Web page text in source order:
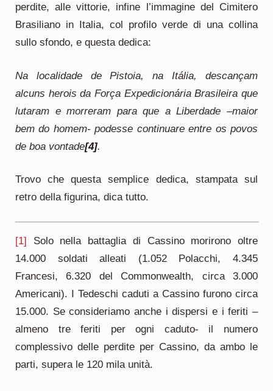
perdite, alle vittorie, infine l’immagine del Cimitero
Brasiliano in Italia, col profilo verde di una collina
sullo sfondo, e questa dedica:
Na localidade de Pistoia, na Itália, descançam
alcuns herois da Força Expedicionária Brasileira que
lutaram e morreram para que a Liberdade –maior
bem do homem- podesse continuare entre os povos
de boa vontade[4].
Trovo che questa semplice dedica, stampata sul
retro della figurina, dica tutto.
[1] Solo nella battaglia di Cassino morirono oltre
14.000 soldati alleati (1.052 Polacchi, 4.345
Francesi, 6.320 del Commonwealth, circa 3.000
Americani). I Tedeschi caduti a Cassino furono circa
15.000. Se consideriamo anche i dispersi e i feriti –
almeno tre feriti per ogni caduto- il numero
complessivo delle perdite per Cassino, da ambo le
parti, supera le 120 mila unità.